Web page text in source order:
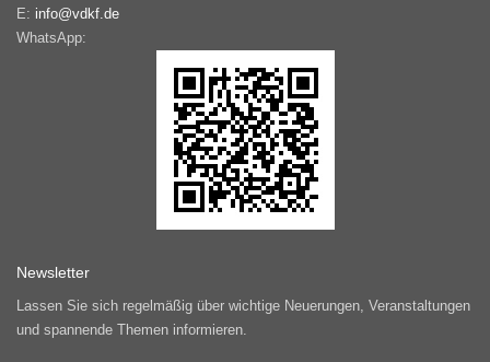
E: info@vdkf.de
WhatsApp:
Newsletter
Lassen Sie sich regelmäßig über wichtige Neuerungen, Veranstaltungen
und spannende Themen informieren.